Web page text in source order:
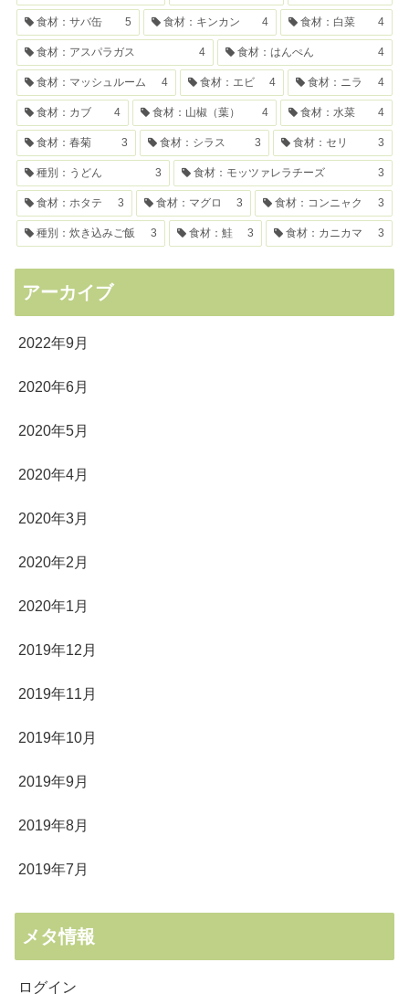
食材：サバ缶 5 食材：キンカン 4 食材：白菜 4
食材：アスパラガス 4 食材：はんぺん 4
食材：マッシュルーム 4 食材：エビ 4 食材：ニラ 4
食材：カブ 4 食材：山椒（葉） 4 食材：水菜 4
食材：春菊 3 食材：シラス 3 食材：セリ 3
種別：うどん 3 食材：モッツァレラチーズ 3
食材：ホタテ 3 食材：マグロ 3 食材：コンニャク 3
種別：炊き込みご飯 3 食材：鮭 3 食材：カニカマ 3
アーカイブ
2022年9月
2020年6月
2020年5月
2020年4月
2020年3月
2020年2月
2020年1月
2019年12月
2019年11月
2019年10月
2019年9月
2019年8月
2019年7月
メタ情報
ログイン